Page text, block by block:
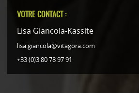
VOTRE CONTACT :
Lisa Giancola-Kassite
lisa.giancola@vitagora.com
+33 (0)3 80 78 97 91